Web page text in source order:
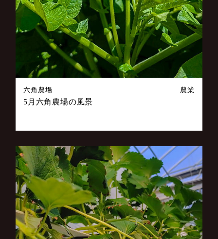
六角農場 農業
5月六角農場の風景